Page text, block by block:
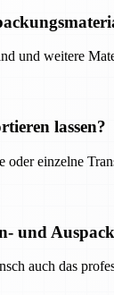
und weitere
lassen?
einzelne
und
auch das